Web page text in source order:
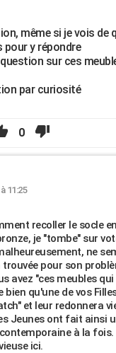
même si je vois de
pour y répondre
sur ces
par curiosité
0
11:25
recoller le socle
je "tombe" sur
ne
pour son
avez "ces meubles
bien qu'une de vos
et leur redonnera
Jeunes ont fait ainsi
à la fois.
ici.